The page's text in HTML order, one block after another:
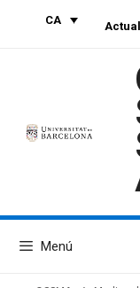
CA
Menú